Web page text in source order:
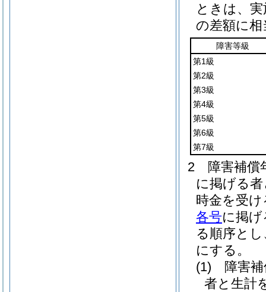
ときは、
の差額に
障害等級
第1級
第2級
第3級
第4級
第5級
第6級
第7級
2
障害補償
に掲げる
時金を受
各号に掲
る順序と
にする。
(1)
障害
者と生計